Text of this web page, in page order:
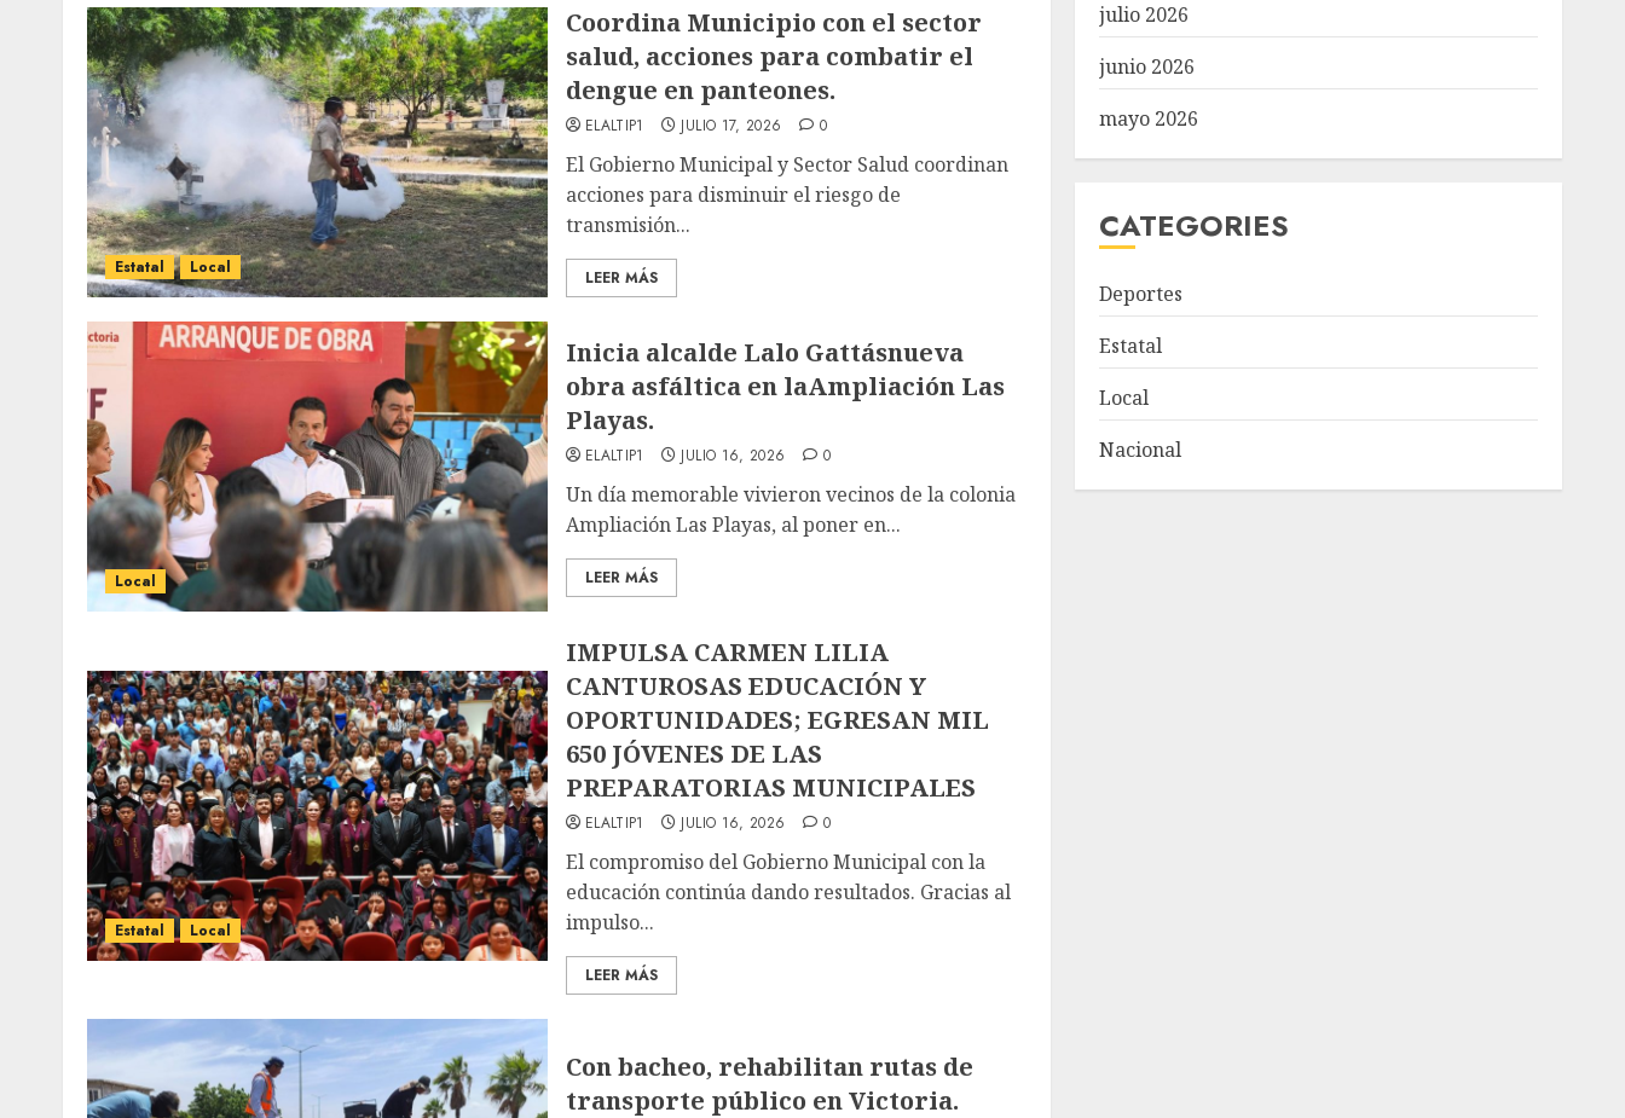
Estatal Local
Coordina Municipio con el sector
salud, acciones para combatir el
dengue en panteones.
ELALTIP1 JULIO 17, 2026 0
El Gobierno Municipal y Sector Salud coordinan
acciones para disminuir el riesgo de
transmisión...
LEER MÁS
Local
Inicia alcalde Lalo Gattásnueva
obra asfáltica en laAmpliación Las
Playas.
ELALTIP1 JULIO 16, 2026 0
Un día memorable vivieron vecinos de la colonia
Ampliación Las Playas, al poner en...
LEER MÁS
Estatal Local
IMPULSA CARMEN LILIA
CANTUROSAS EDUCACIÓN Y
OPORTUNIDADES; EGRESAN MIL
650 JÓVENES DE LAS
PREPARATORIAS MUNICIPALES
ELALTIP1 JULIO 16, 2026 0
El compromiso del Gobierno Municipal con la
educación continúa dando resultados. Gracias al
impulso...
LEER MÁS
Con bacheo, rehabilitan rutas de
transporte público en Victoria.
julio 2026
junio 2026
mayo 2026
CATEGORIES
Deportes
Estatal
Local
Nacional